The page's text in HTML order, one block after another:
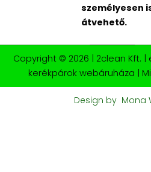
személyesen
átvehető.
Copyright © 2026 | 2clean Kft. |
kerékpárok webáruháza |
Design by Mona